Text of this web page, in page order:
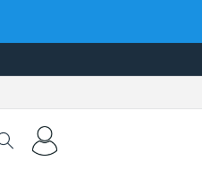
Log
ind
Indkøbskurv